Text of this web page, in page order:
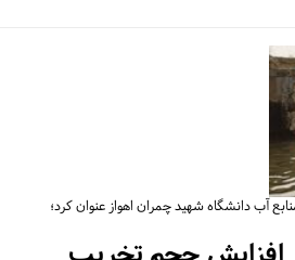
آب دانشگاه شهید چمران اهواز عنوان کرد؛